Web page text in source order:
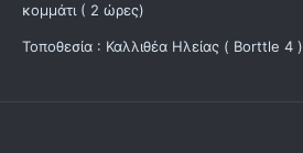
κομμάτι ( 2 ώρες)
Τοποθεσία : Καλλιθέα Ηλείας ( Borttle 4 )